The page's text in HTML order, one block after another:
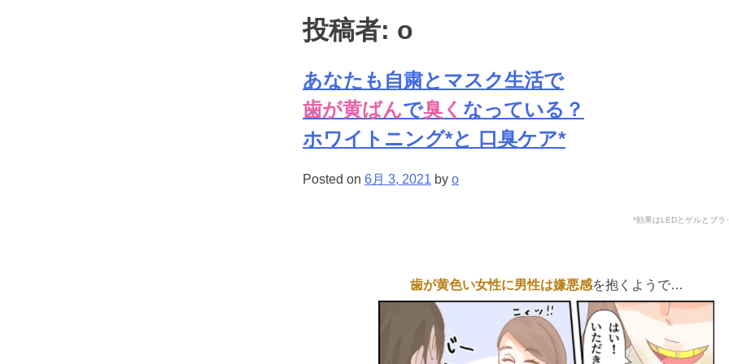
投稿者: o
あなたも自粛とマスク生活で
歯が黄ばんで臭く なっている？
ホワイトニング*と 口臭ケア*
Posted on 6月 3, 2021 by o
*効果はLEDとゲルとブラ
歯が黄色い女性に男性は嫌悪感を抱くようで…